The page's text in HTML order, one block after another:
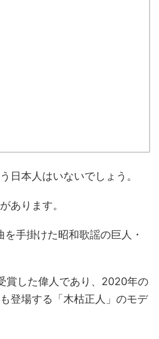
日本人はいないでしょう。
あります。
手掛けた昭和歌謡の巨人・
賞した偉人であり、2020年の
登場する「木枯正人」のモデ